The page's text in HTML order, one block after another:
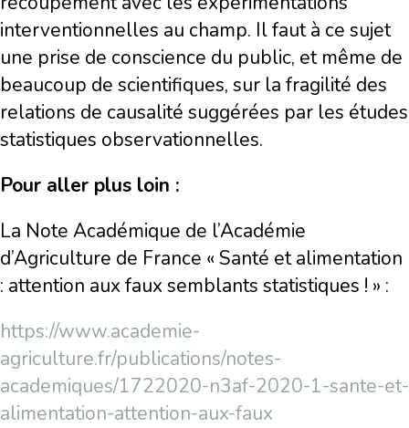
interventionnelles au champ. Il faut à ce sujet
une prise de conscience du public, et même de
beaucoup de scientifiques, sur la fragilité des
relations de causalité suggérées par les études
statistiques observationnelles.
Pour aller plus loin :
La Note Académique de l’Académie
d’Agriculture de France « Santé et alimentation
: attention aux faux semblants statistiques ! » :
https://www.academie-
agriculture.fr/publications/notes-
academiques/1722020-n3af-2020-1-sante-et-
alimentation-attention-aux-faux